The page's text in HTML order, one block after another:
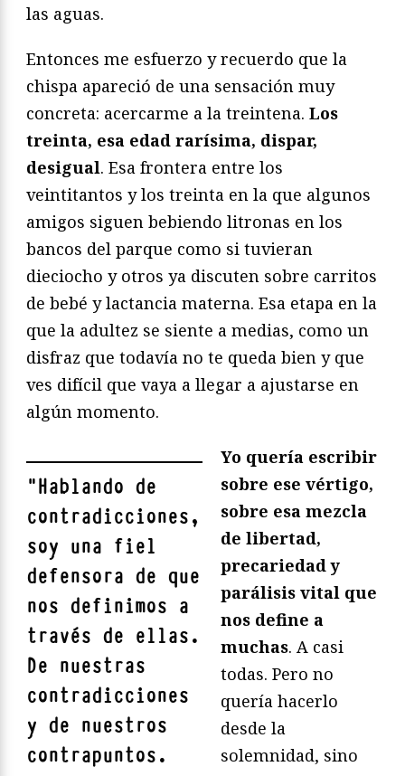
las aguas.
Entonces me esfuerzo y recuerdo que la
chispa apareció de una sensación muy
concreta: acercarme a la treintena. Los
treinta, esa edad rarísima, dispar,
desigual. Esa frontera entre los
veintitantos y los treinta en la que algunos
amigos siguen bebiendo litronas en los
bancos del parque como si tuvieran
dieciocho y otros ya discuten sobre carritos
de bebé y lactancia materna. Esa etapa en la
que la adultez se siente a medias, como un
disfraz que todavía no te queda bien y que
ves difícil que vaya a llegar a ajustarse en
algún momento.
"Hablando de
contradicciones,
soy una fiel
defensora de que
nos definimos a
través de ellas.
De nuestras
contradicciones
y de nuestros
contrapuntos.
Yo quería escribir
sobre ese vértigo,
sobre esa mezcla
de libertad,
precariedad y
parálisis vital que
nos define a
muchas. A casi
todas. Pero no
quería hacerlo
desde la
solemnidad, sino